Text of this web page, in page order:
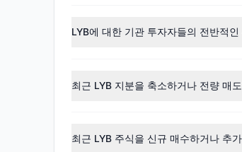
으며, 총 보유 주식 수는 약 1,129.31만
LYB에 대한 기관 투자자들의 전반적
중을 축소했습니다.
최근 LYB 지분을 축소하거나 전량 매
최근 LYB 주식을 신규 매수하거나 추